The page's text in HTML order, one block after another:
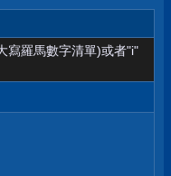
寫羅馬數字清單)或者"i"